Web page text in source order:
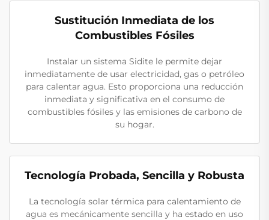
Sustitución Inmediata de los
Combustibles Fósiles
Instalar un sistema Sidite le permite dejar
inmediatamente de usar electricidad, gas o petróleo
para calentar agua. Esto proporciona una reducción
inmediata y significativa en el consumo de
combustibles fósiles y las emisiones de carbono de
su hogar.
Tecnología Probada, Sencilla y Robusta
La tecnología solar térmica para calentamiento de
agua es mecánicamente sencilla y ha estado en uso